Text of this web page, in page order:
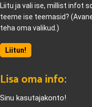
Liitu ja vali ise, millist infot
teeme ise teemasid?
teha oma valikud.)
Liitun!
Lisa oma info:
Sinu kasutajakonto!